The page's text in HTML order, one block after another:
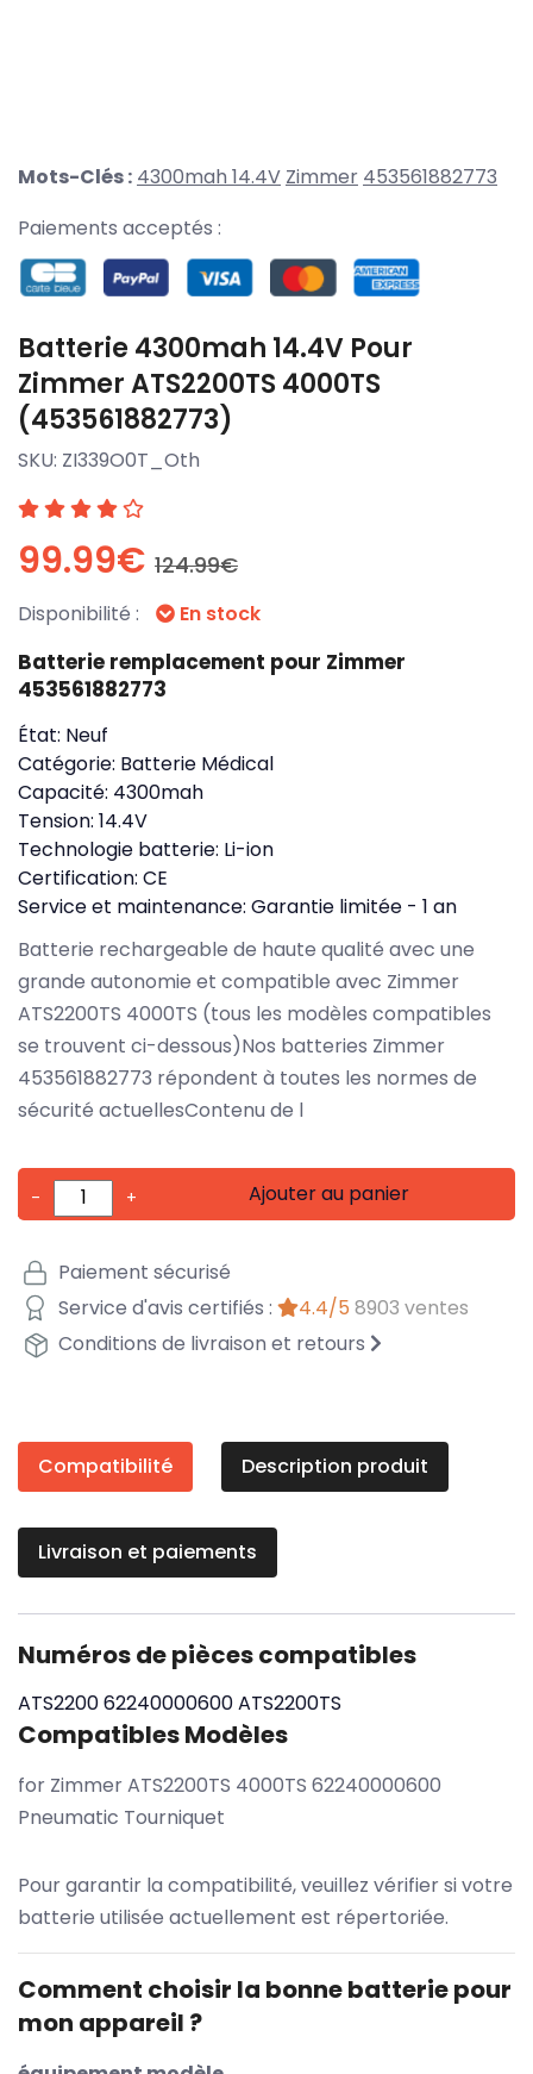
Mots-Clés : 4300mah 14.4V Zimmer 453561882773
Paiements acceptés :
Batterie 4300mah 14.4V Pour
Zimmer ATS2200TS 4000TS
(453561882773)
SKU: ZI339O0T_Oth
99.99€ 124.99€
Disponibilité : En stock
Batterie remplacement pour Zimmer
453561882773
État: Neuf
Catégorie: Batterie Médical
Capacité: 4300mah
Tension: 14.4V
Technologie batterie: Li-ion
Certification: CE
Service et maintenance: Garantie limitée - 1 an
Batterie rechargeable de haute qualité avec une
grande autonomie et compatible avec Zimmer
ATS2200TS 4000TS (tous les modèles compatibles
se trouvent ci-dessous)Nos batteries Zimmer
453561882773 répondent à toutes les normes de
sécurité actuellesContenu de l
- + Ajouter au panier
Paiement sécurisé
Service d'avis certifiés :
4.4/5 8903 ventes
Conditions de livraison et retours
Compatibilité Description produit
Livraison et paiements
Numéros de pièces compatibles
ATS220062240000600ATS2200TS
Compatibles Modèles
for Zimmer ATS2200TS 4000TS 62240000600
Pneumatic Tourniquet
Pour garantir la compatibilité, veuillez vérifier si votre
batterie utilisée actuellement est répertoriée.
Comment choisir la bonne batterie pour
mon appareil ?